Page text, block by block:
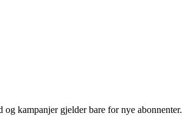
kampanjer gjelder bare for nye abonnenter.